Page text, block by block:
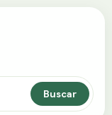
Buscar